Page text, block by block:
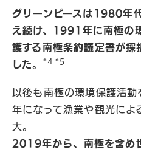
グリーンピースは1980年
え続け、1991年に南極の
護する南極条約議定書が
した。
*4 *5
以後も南極の環境保護活
年になって漁業や観光によ
大。
2019年から、南極を含め